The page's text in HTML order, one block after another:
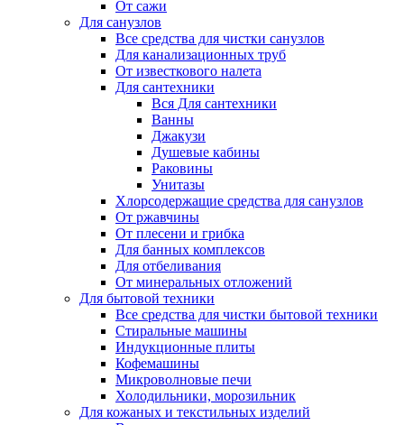
От сажи
Для санузлов
Все средства для чистки санузлов
Для канализационных труб
От известкового налета
Для сантехники
Вся Для сантехники
Ванны
Джакузи
Душевые кабины
Раковины
Унитазы
Хлорсодержащие средства для санузлов
От ржавчины
От плесени и грибка
Для банных комплексов
Для отбеливания
От минеральных отложений
Для бытовой техники
Все средства для чистки бытовой техники
Стиральные машины
Индукционные плиты
Кофемашины
Микроволновые печи
Холодильники, морозильник
Для кожаных и текстильных изделий